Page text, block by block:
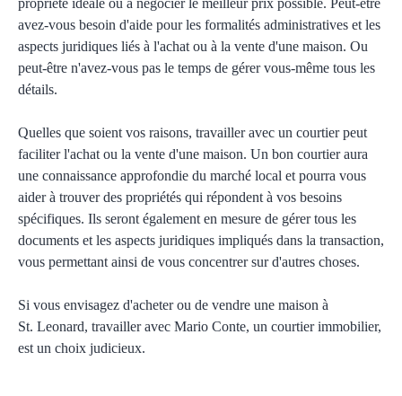
propriété idéale ou à négocier le meilleur prix possible. Peut-être
avez-vous besoin d'aide pour les formalités administratives et les
aspects juridiques liés à l'achat ou à la vente d'une maison. Ou
peut-être n'avez-vous pas le temps de gérer vous-même tous les
détails.
Quelles que soient vos raisons, travailler avec un courtier peut
faciliter l'achat ou la vente d'une maison. Un bon courtier aura
une connaissance approfondie du marché local et pourra vous
aider à trouver des propriétés qui répondent à vos besoins
spécifiques. Ils seront également en mesure de gérer tous les
documents et les aspects juridiques impliqués dans la transaction,
vous permettant ainsi de vous concentrer sur d'autres choses.
Si vous envisagez d'acheter ou de vendre une maison à
St. Leonard, travailler avec Mario Conte, un courtier immobilier,
est un choix judicieux.